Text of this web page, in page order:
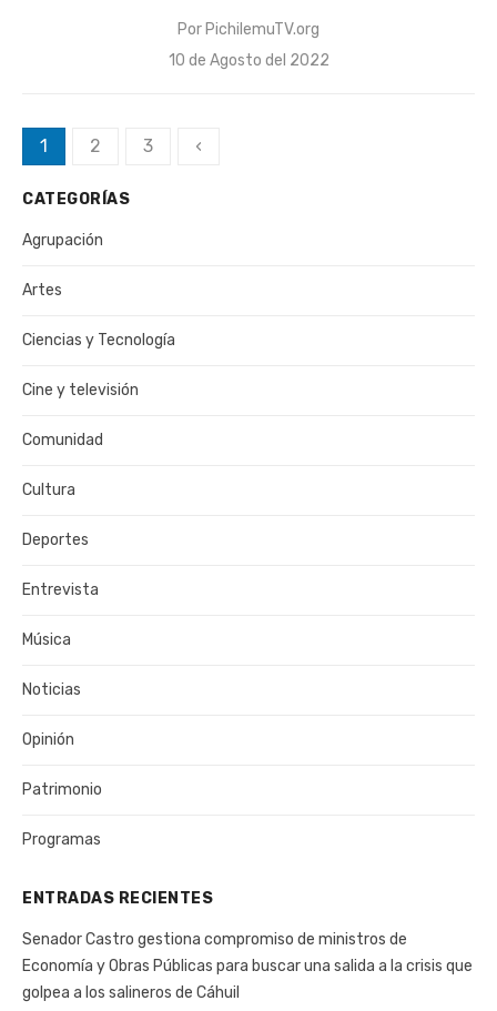
Por PichilemuTV.org
Publicado
10 de Agosto del 2022
Paginación
de
entradas
1 2 3 ‹
CATEGORÍAS
Agrupación
Artes
Ciencias y Tecnología
Cine y televisión
Comunidad
Cultura
Deportes
Entrevista
Música
Noticias
Opinión
Patrimonio
Programas
ENTRADAS RECIENTES
Senador Castro gestiona compromiso de ministros de
Economía y Obras Públicas para buscar una salida a la crisis que
golpea a los salineros de Cáhuil